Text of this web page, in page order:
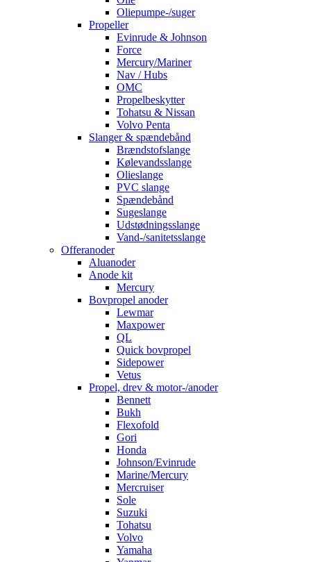
Oliepumpe-/suger
Propeller
Evinrude & Johnson
Force
Mercury/Mariner
Nav / Hubs
OMC
Propelbeskytter
Tohatsu & Nissan
Volvo Penta
Slanger & spændebånd
Brændstofslange
Kølevandsslange
Olieslange
PVC slange
Spændebånd
Sugeslange
Udstødningsslange
Vand-/sanitetsslange
Offeranoder
Aluanoder
Anode kit
Mercury
Bovpropel anoder
Lewmar
Maxpower
QL
Quick bovpropel
Sidepower
Vetus
Propel, drev & motor-/anoder
Bennett
Bukh
Flexofold
Gori
Honda
Johnson/Evinrude
Marine/Mercury
Mercruiser
Sole
Suzuki
Tohatsu
Volvo
Yamaha